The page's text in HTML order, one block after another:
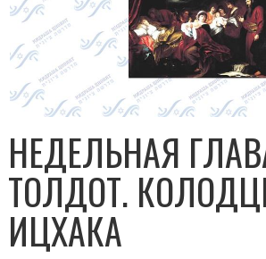
НЕДЕЛЬНАЯ
ТОЛДОТ.
ИЦХАКА